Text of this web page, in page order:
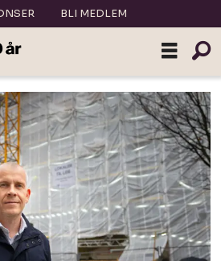
BLI MEDLEM